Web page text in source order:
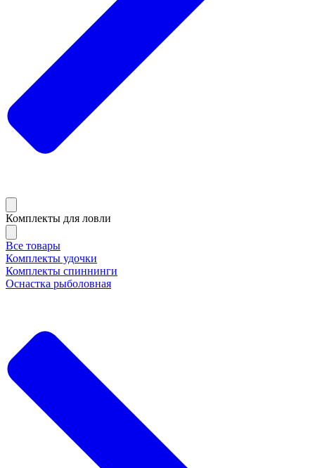
Комплекты для ловли
Все товары
Комплекты удочки
Комплекты спиннинги
Оснастка рыболовная